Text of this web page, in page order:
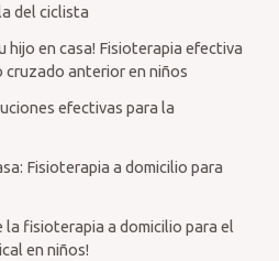
del ciclista
hijo en casa! Fisioterapia efectiva
anterior en niños
efectivas para la
Fisioterapia a domicilio para
la fisioterapia a domicilio para el
en niños!